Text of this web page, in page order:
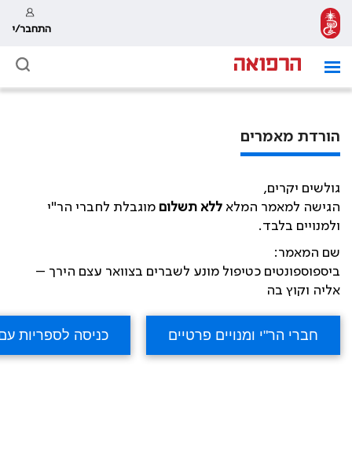
התחבר/י
הורדת מאמרים
גולשים יקרים,
הגישה למאמר המלא ללא תשלום מוגבלת לחברי הר"י
ולמנויים בלבד.
שם המאמר:
ביספוספונטים כטיפול מונע לשברים בצוואר עצם הירך –
אליה וקוץ בה